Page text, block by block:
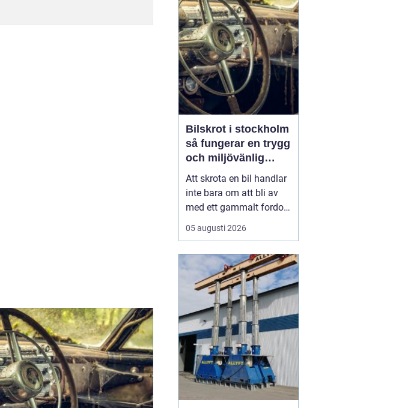
moderna fordon kan
före...
Bilskrot i stockholm
så fungerar en trygg
och miljövänlig
skrotning
Att skrota en bil handlar
inte bara om att bli av
med ett gammalt fordon.
För många bilägare i
Stockholm väcker
går skrotningen till?
Vilka papper behövs?
Hur ser man till att bilen
tas om hand på ett
miljöriktigt sätt? En
seriö...
05 augusti 2026